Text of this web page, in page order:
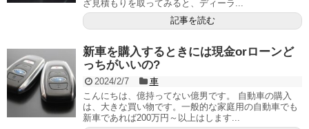
ざ見積もりを取ってみると、ディーラ...
記事を読む
新車を購入するときには現金orローンど
っちがいいの?
2024/2/7
車
こんにちは、億持ってない億男です。 自動車の購入
は、大きな買い物です。一般的な家庭用の自動車でも
新車であれば200万円～以上はします...